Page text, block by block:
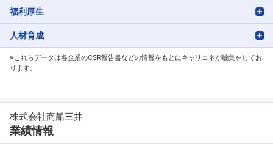
福利厚生
人材育成
※これらデータは各企業のCSR報告書などの情報をもとにキャリコネが編集をしてお
ります。
株式会社商船三井
業績情報